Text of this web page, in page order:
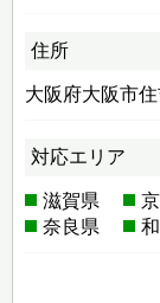
住所
大阪府大阪市
対応エリア
滋賀県
奈良県